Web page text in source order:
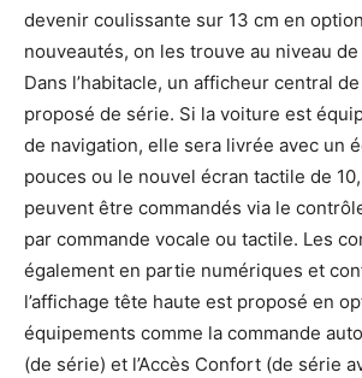
devenir coulissante sur 13 cm en
nouveautés, on les trouve au niveau de
Dans l’habitacle, un afficheur central
proposé de série. Si la voiture est
de navigation, elle sera livrée avec un
pouces ou le nouvel écran tactile de
peuvent être commandés via le
par commande vocale ou tactile. Les
également en partie numériques et
l’affichage tête haute est proposé en
équipements comme la commande
(de série) et l’Accès Confort (de série